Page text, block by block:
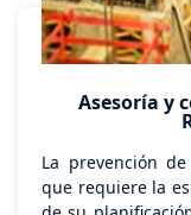
Asesoría y
La prevención
que requiere la